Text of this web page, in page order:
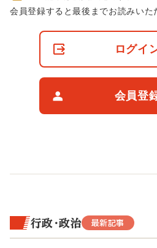
非
会員登録すると最後までお読みいた
ログイ
会員登
行政・政治 最新記事